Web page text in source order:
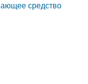
средство